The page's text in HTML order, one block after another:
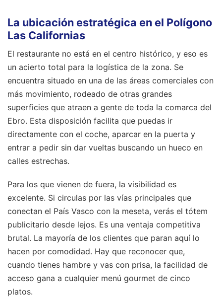
La ubicación estratégica en el Polígono
Las Californias
El restaurante no está en el centro histórico, y eso es
un acierto total para la logística de la zona. Se
encuentra situado en una de las áreas comerciales con
más movimiento, rodeado de otras grandes
superficies que atraen a gente de toda la comarca del
Ebro. Esta disposición facilita que puedas ir
directamente con el coche, aparcar en la puerta y
entrar a pedir sin dar vueltas buscando un hueco en
calles estrechas.
Para los que vienen de fuera, la visibilidad es
excelente. Si circulas por las vías principales que
conectan el País Vasco con la meseta, verás el tótem
publicitario desde lejos. Es una ventaja competitiva
brutal. La mayoría de los clientes que paran aquí lo
hacen por comodidad. Hay que reconocer que,
cuando tienes hambre y vas con prisa, la facilidad de
acceso gana a cualquier menú gourmet de cinco
platos.